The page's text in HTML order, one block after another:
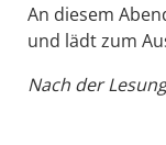
An diesem
und lädt zum
Nach der